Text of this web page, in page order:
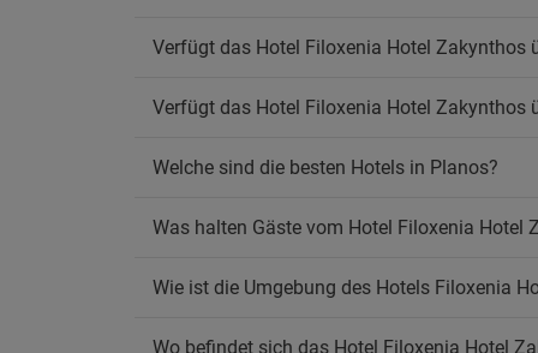
Verfügt das Hotel Filoxenia Hotel Zakynthos
Verfügt das Hotel Filoxenia Hotel Zakynthos
Welche sind die besten Hotels in Planos?
Was halten Gäste vom Hotel Filoxenia Hotel
Wie ist die Umgebung des Hotels Filoxenia
Wo befindet sich das Hotel Filoxenia Hotel